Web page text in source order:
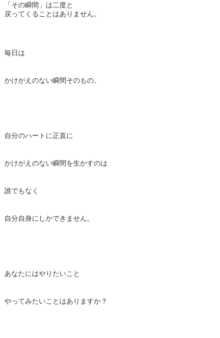
「その瞬間」は二度と
戻ってくることはありません。
毎日は
かけがえのない瞬間そのもの。
自分のハートに正直に
かけがえのない瞬間を生かすのは
誰でもなく
自分自身にしかできません。
あなたにはやりたいこと
やってみたいことはありますか？